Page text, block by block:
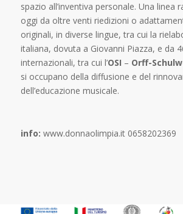
spazio all’inventiva personale. Una linea
oggi da oltre venti riedizioni o
originali, in diverse lingue, tra cui la
italiana, dovuta a Giovanni Piazza, e da
internazionali, tra cui l’OSI – Orff-
si occupano della diffusione e del
dell’educazione musicale.
info: www.donnaolimpia.it 0658202369